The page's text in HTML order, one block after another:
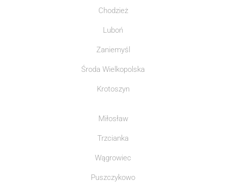
Chodzież
Luboń
Zaniemyśl
Środa Wielkopolska
Krotoszyn
Miłosław
Trzcianka
Wągrowiec
Puszczykowo